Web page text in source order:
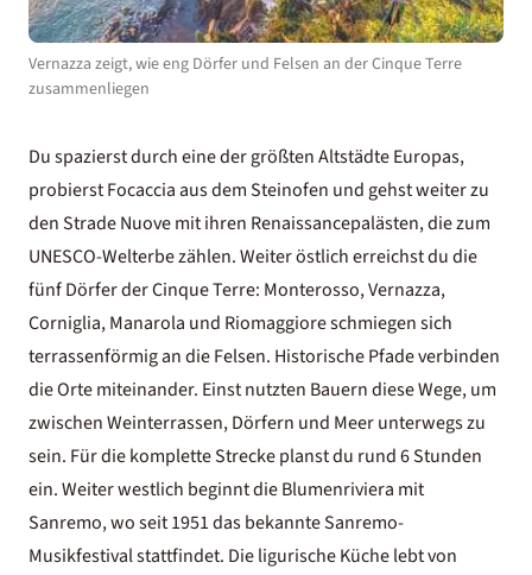
Vernazza zeigt, wie eng Dörfer und Felsen an der Cinque Terre
zusammenliegen
Du spazierst durch eine der größten Altstädte Europas,
probierst Focaccia aus dem Steinofen und gehst weiter zu
den Strade Nuove mit ihren Renaissancepalästen, die zum
UNESCO-Welterbe zählen. Weiter östlich erreichst du die
fünf Dörfer der Cinque Terre: Monterosso, Vernazza,
Corniglia, Manarola und Riomaggiore schmiegen sich
terrassenförmig an die Felsen. Historische Pfade verbinden
die Orte miteinander. Einst nutzten Bauern diese Wege, um
zwischen Weinterrassen, Dörfern und Meer unterwegs zu
sein. Für die komplette Strecke planst du rund 6 Stunden
ein. Weiter westlich beginnt die Blumenriviera mit
Sanremo, wo seit 1951 das bekannte Sanremo-
Musikfestival stattfindet. Die ligurische Küche lebt von